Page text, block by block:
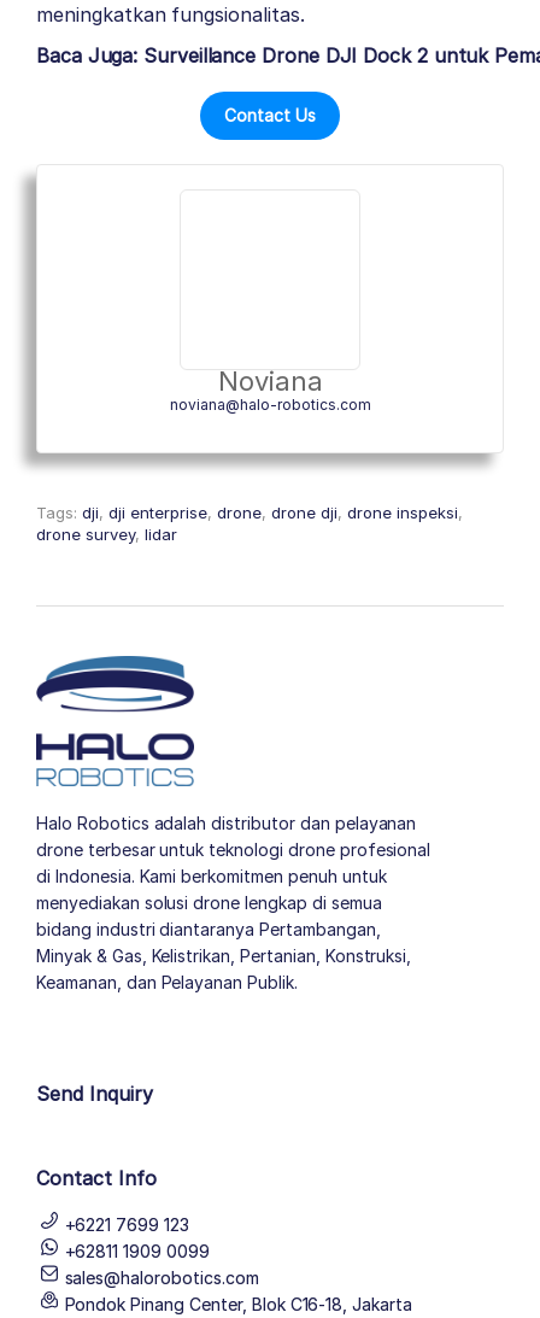
meningkatkan fungsionalitas.
Baca Juga: Surveillance Drone DJI Dock 2 untuk
Contact Us
Noviana
noviana@halo-robotics.com
Tags: dji, dji enterprise, drone, drone dji, drone inspeksi,
drone survey, lidar
Halo Robotics adalah distributor dan pelayanan
drone terbesar untuk teknologi drone profesional
di Indonesia. Kami berkomitmen penuh untuk
menyediakan solusi drone lengkap di semua
bidang industri diantaranya Pertambangan,
Minyak & Gas, Kelistrikan, Pertanian, Konstruksi,
Keamanan, dan Pelayanan Publik.
Send Inquiry
Contact Info
+6221 7699 123
+62811 1909 0099
sales@halorobotics.com
Pondok Pinang Center, Blok C16-18, Jakarta